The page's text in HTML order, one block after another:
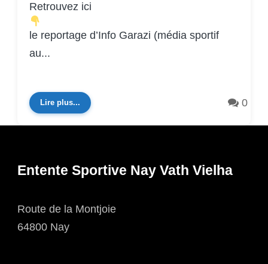
Retrouvez ici
le reportage d’Info Garazi (média sportif
au...
Lire plus... 0
Entente Sportive Nay Vath Vielha
Route de la Montjoie
64800 Nay